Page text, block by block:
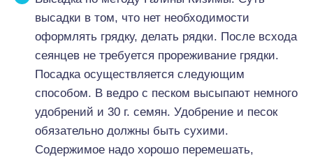
высадки в том, что нет необходимости
оформлять грядку, делать рядки. После всхода
сеянцев не требуется прореживание грядки.
Посадка осуществляется следующим
способом. В ведро с песком высыпают немного
удобрений и 30 г. семян. Удобрение и песок
обязательно должны быть сухими.
Содержимое надо хорошо перемешать,